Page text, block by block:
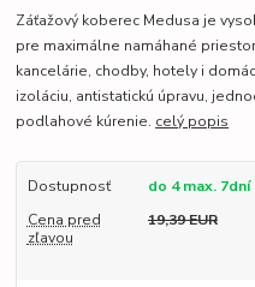
Záťažový koberec Medusa je
pre maximálne namáhané
kancelárie, chodby, hotely i
izoláciu, antistatickú úpravu,
podlahové kúrenie. celý popis
Dostupnosť
do 4 max. 7dní
Cena pred
zľavou
19,39 EUR